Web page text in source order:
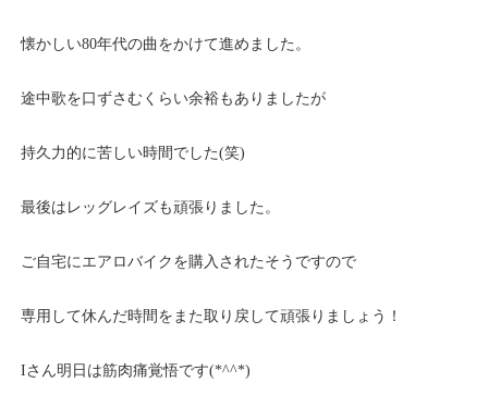
懐かしい80年代の曲をかけて進めました。
途中歌を口ずさむくらい余裕もありましたが
持久力的に苦しい時間でした(笑)
最後はレッグレイズも頑張りました。
ご自宅にエアロバイクを購入されたそうですので
専用して休んだ時間をまた取り戻して頑張りましょう！
Iさん明日は筋肉痛覚悟です(*^^*)